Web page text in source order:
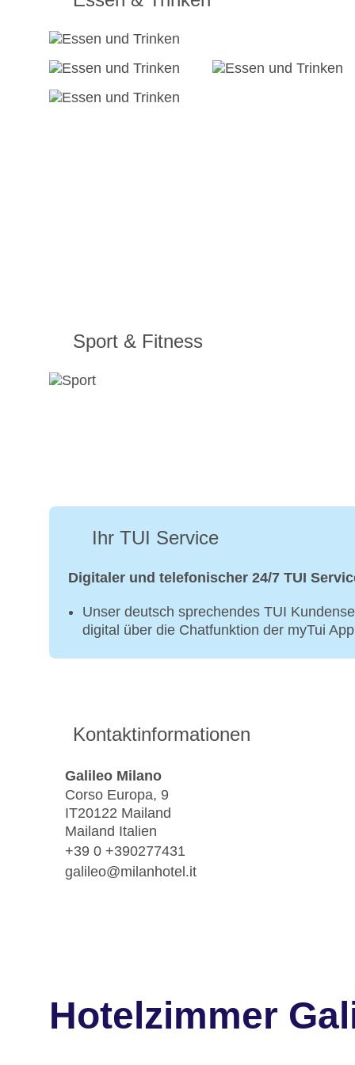
Sport & Fitness
Ihr TUI Service
Digitaler und telefonischer 24/7 TUI
Unser deutsch sprechendes TUI
digital über die Chatfunktion der myTui
Kontaktinformationen
Galileo Milano
Corso Europa, 9
IT20122 Mailand
Mailand Italien
+39 0 +390277431
galileo@milanhotel.it
Hotelzimmer